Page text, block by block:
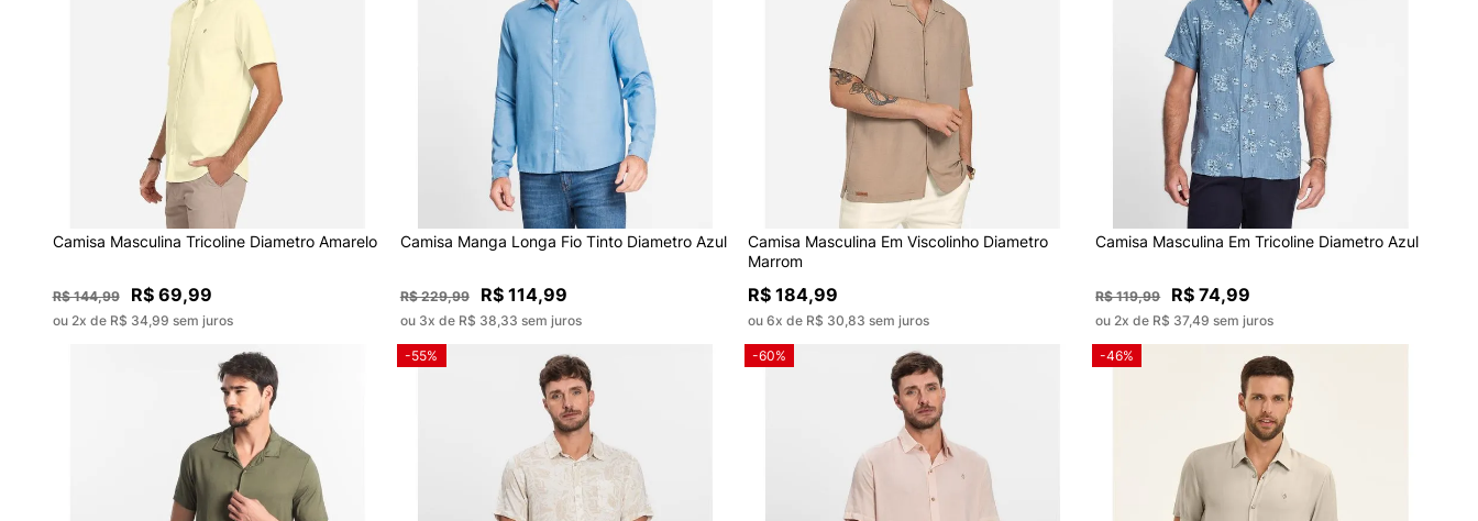
Camisa Masculina Tricoline Diametro Amarelo
R$ 144,99 R$ 69,99
ou 2x de R$ 34,99 sem juros
Camisa Manga Longa Fio Tinto Diametro Azul
R$ 229,99 R$ 114,99
ou 3x de R$ 38,33 sem juros
Camisa Masculina Em Viscolinho Diametro
Marrom
R$ 184,99
ou 6x de R$ 30,83 sem juros
Camisa Masculina Em Tricoline Diametro Azul
R$ 119,99 R$ 74,99
ou 2x de R$ 37,49 sem juros
-55% -60% -46%